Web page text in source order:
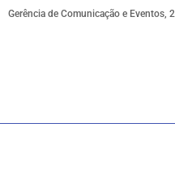
Gerência de Comunicação e Eventos,